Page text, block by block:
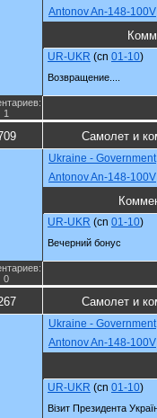
Antonov An-148-100V
UR-UKR (cn 01-10)
Возвращение....
1
Самолет и
Ukraine - Government
Antonov An-148-100V
UR-UKR (cn 01-10)
Вечерний бонус
0
Самолет и
Ukraine - Government
Antonov An-148-100V
UR-UKR (cn 01-10)
Візит Президента